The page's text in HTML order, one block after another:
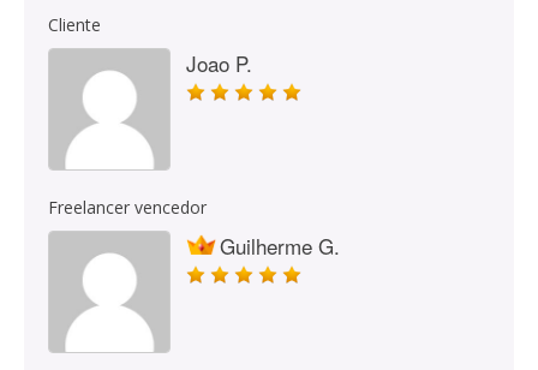
Cliente
Joao P.
Freelancer vencedor
Guilherme G.